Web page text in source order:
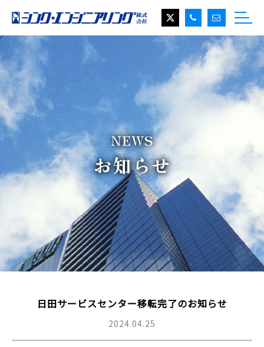
NEWS
お知らせ
日田サービスセンター移転完了のお知らせ
2024.04.25